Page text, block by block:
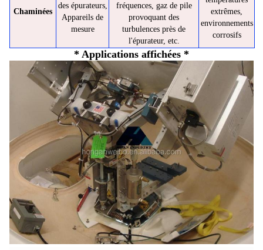
Chaminées
des épurateurs,
Appareils de
mesure
fréquences, gaz de pile
provoquant des
turbulences près de
l'épurateur, etc.
extrêmes,
environnements
corrosifs
* Applications affichées *